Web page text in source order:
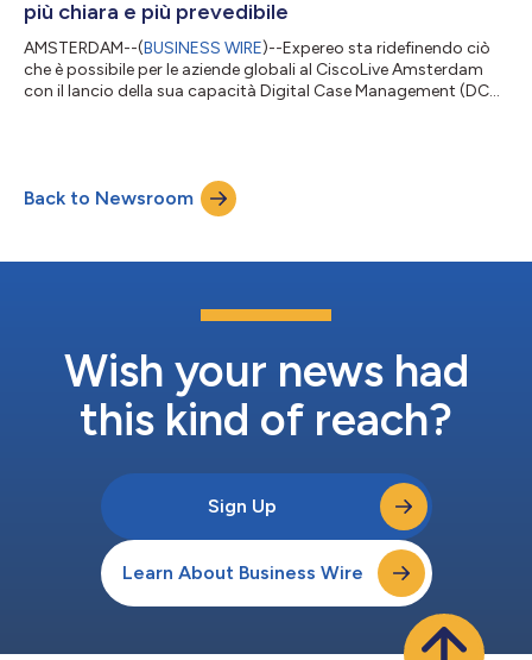
più chiara e più prevedibile
AMSTERDAM--(BUSINESS WIRE)--Expereo sta ridefinendo ciò
che è possibile per le aziende globali al CiscoLive Amsterdam
con il lancio della sua capacità Digital Case Management (DCM)
il rumore operativo e assicurando che tutti siano allineati in
ogni fase del processo. Con DCM, le difficoltà nei servizi non...
Back to Newsroom
Wish your news had
this kind of reach?
Sign Up
Learn About Business Wire